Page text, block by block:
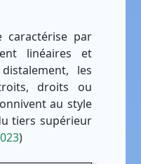
caractérise par
linéaires et
les
droits ou
au style
tiers supérieur
)